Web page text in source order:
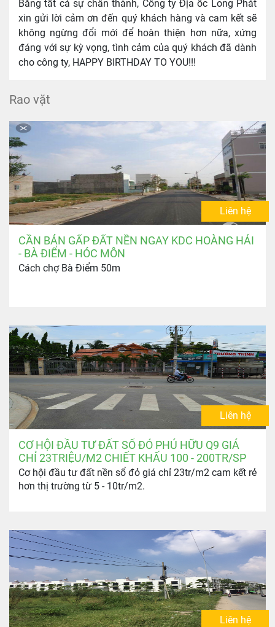
Bằng tất cả sự chân thành, Công ty Địa ốc Long Phát
xin gửi lời cảm ơn đến quý khách hàng và cam kết sẽ
không ngừng đổi mới để hoàn thiện hơn nữa, xứng
đáng với sự kỳ vọng, tình cảm của quý khách đã dành
cho công ty, HAPPY BIRTHDAY TO YOU!!!
Rao vặt
Liên hệ
CẦN BÁN GẤP ĐẤT NỀN NGAY KDC HOÀNG HẢI
- BÀ ĐIỂM - HÓC MÔN
Cách chợ Bà Điểm 50m
Liên hệ
CƠ HỘI ĐẦU TƯ ĐẤT SỔ ĐỎ PHÚ HỮU Q9 GIÁ
CHỈ 23TRIỆU/M2 CHIẾT KHẤU 100 - 200TR/SP
Cơ hội đầu tư đất nền sổ đỏ giá chỉ 23tr/m2 cam kết rẻ
hơn thị trường từ 5 - 10tr/m2.
Liên hệ